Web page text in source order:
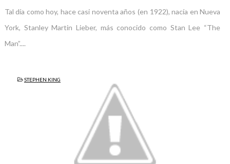
Tal día como hoy, hace casi noventa años (en 1922), nacía en Nueva
York, Stanley Martin Lieber, más conocido como Stan Lee “The
Man”....
STEPHEN KING